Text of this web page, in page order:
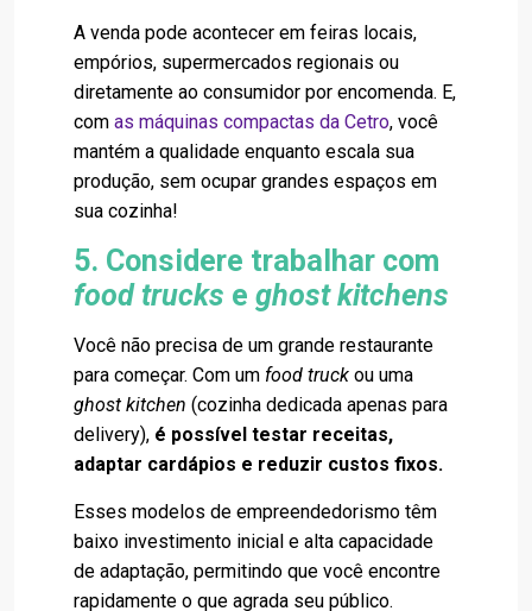
A venda pode acontecer em feiras locais,
empórios, supermercados regionais ou
diretamente ao consumidor por encomenda. E,
com as máquinas compactas da Cetro, você
mantém a qualidade enquanto escala sua
produção, sem ocupar grandes espaços em
sua cozinha!
5. Considere trabalhar com
food trucks e ghost kitchens
Você não precisa de um grande restaurante
para começar. Com um food truck ou uma
ghost kitchen (cozinha dedicada apenas para
delivery), é possível testar receitas,
adaptar cardápios e reduzir custos fixos.
Esses modelos de empreendedorismo têm
baixo investimento inicial e alta capacidade
de adaptação, permitindo que você encontre
rapidamente o que agrada seu público.